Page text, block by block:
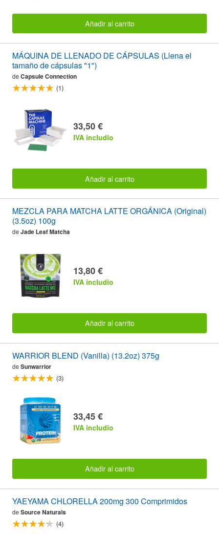
Añadir al carrito
MÁQUINA DE LLENADO DE CÁPSULAS (Llena el
tamaño de cápsulas "1")
de Capsule Connection
(1)
33,50 €
IVA includio
Añadir al carrito
MEZCLA PARA MATCHA LATTE ORGÁNICA (Original)
(3.5oz) 100g
de Jade Leaf Matcha
13,80 €
IVA includio
Añadir al carrito
WARRIOR BLEND (Vanilla) (13.2oz) 375g
de Sunwarrior
(3)
33,45 €
IVA includio
Añadir al carrito
YAEYAMA CHLORELLA 200mg 300 Comprimidos
de Source Naturals
(4)